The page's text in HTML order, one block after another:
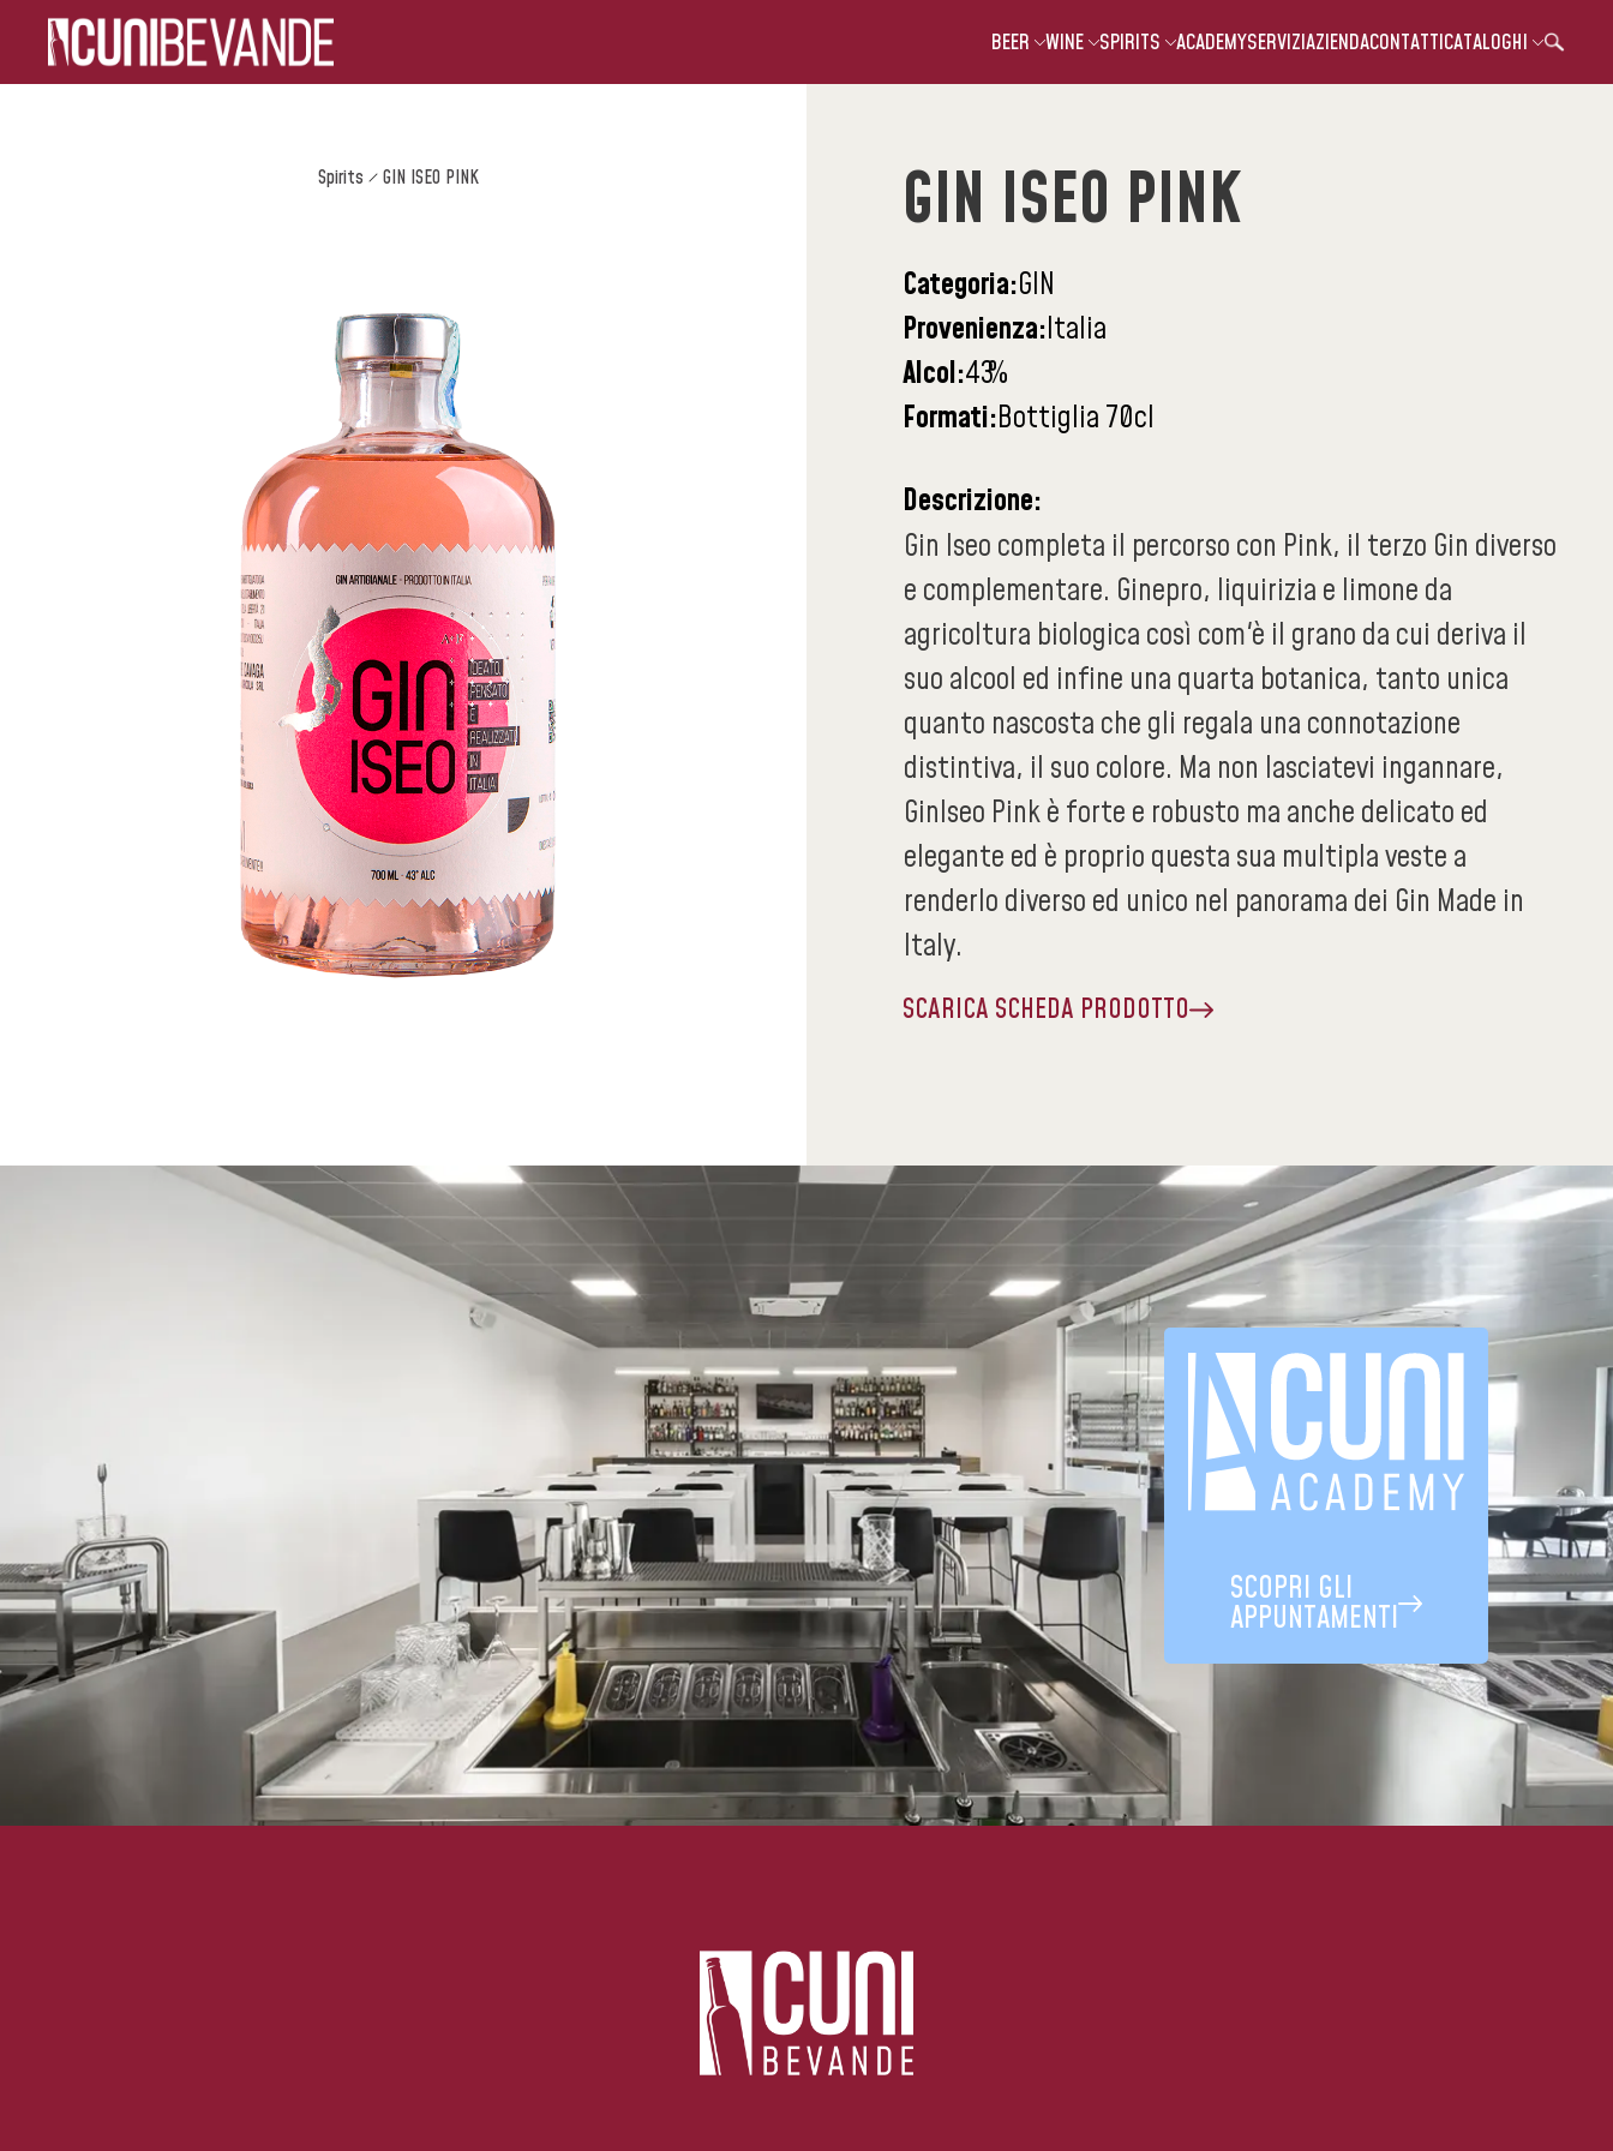
BEER WINE SPIRITS ACADEMYSERVIZIAZIENDACONTATTICATALOGHI
Spirits GIN ISEO PINK GIN ISEO PINK
Categoria:GIN
Provenienza:Italia
Alcol:43%
Formati:Bottiglia 70cl
Descrizione:
Gin Iseo completa il percorso con Pink, il terzo Gin diverso
e complementare. Ginepro, liquirizia e limone da
agricoltura biologica così com'è il grano da cui deriva il
suo alcool ed infine una quarta botanica, tanto unica
quanto nascosta che gli regala una connotazione
distintiva, il suo colore. Ma non lasciatevi ingannare,
GinIseo Pink è forte e robusto ma anche delicato ed
elegante ed è proprio questa sua multipla veste a
renderlo diverso ed unico nel panorama dei Gin Made in
Italy.
SCARICA SCHEDA PRODOTTO
SCOPRI GLI
APPUNTAMENTI